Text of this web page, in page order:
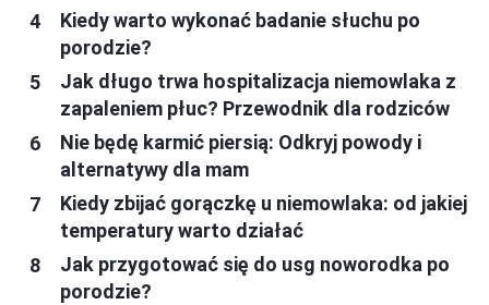
Kiedy warto wykonać badanie słuchu po
porodzie?
Jak długo trwa hospitalizacja niemowlaka z
zapaleniem płuc? Przewodnik dla rodziców
Nie będę karmić piersią: Odkryj powody i
alternatywy dla mam
Kiedy zbijać gorączkę u niemowlaka: od jakiej
temperatury warto działać
Jak przygotować się do usg noworodka po
porodzie?